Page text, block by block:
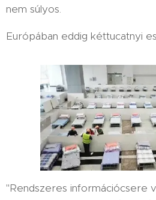
nem súlyos.
Európában eddig kéttucatnyi
"Rendszeres információcsere